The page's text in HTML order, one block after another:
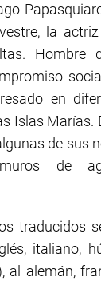
la
Hombre
en
Islas Marías.
de sus
de
traducidos
italiano,
al alemán,